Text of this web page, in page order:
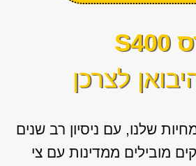
מרצדס S400
לצרכן
שלנו, עם ניסיון רב שנים
מובילים ממדינות עם צי